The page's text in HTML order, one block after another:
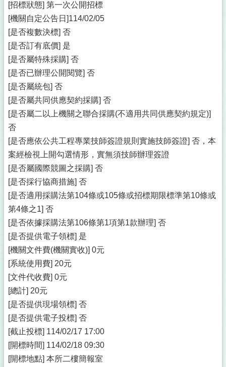
[招標狀態] 第一次公開招標
[機關自定公告日]114/02/05
[是否複數決標] 否
[是否訂有底價] 是
[是否屬特殊採購] 否
[是否已辦理公開閱覽] 否
[是否屬統包] 否
[是否屬共同供應契約採購] 否
[是否屬二以上機關之聯合採購(不適用共同供應契約規定)]
否
[是否應依公共工程專業技師簽證規則實施技師簽證] 否，本
案經檢視上開勾選情形，實無須技師辦理簽證
[是否屬國際競圖之採購] 否
[是否採行協商措施] 否
[是否適用採購法第104條或105條或招標期限標準第10條或
第4條之1] 否
[是否依據採購法第106條第1項第1款辦理] 否
[是否提供電子領標] 是
[機關文件費(機關實收)] 0元
[系統使用費] 20元
[文件代收費] 0元
[總計] 20元
[是否提供現場領標] 否
[是否提供電子投標] 否
[截止投標] 114/02/17 17:00
[開標時間] 114/02/18 09:30
[開標地點] 本所二樓簡報室